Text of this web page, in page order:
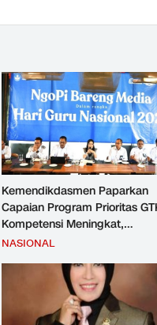
Kemendikdasmen Paparkan
Capaian Program Prioritas
Kompetensi Meningkat,
Kesejahteraan Guru Kian
NASIONAL